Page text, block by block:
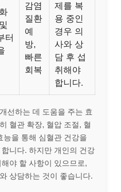
터
감염
질환
예
방,
빠른
회복
제를 복
용 중인
경우 의
사와 상
담 후 섭
취해야
합니다.
선하는 데 도움을 주는 효
혈관 확장, 혈압 조절, 혈
능을 통해 심혈관 건강을
니다. 하지만 개인의 건강
야 할 사항이 있으므로,
상담하는 것이 좋습니다.